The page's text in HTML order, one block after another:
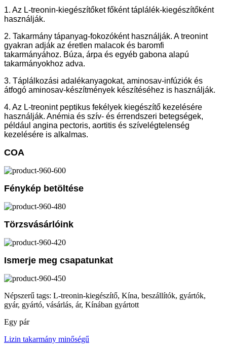
1. Az L-treonin-kiegészítőket főként táplálék-kiegészítőként
használják.
2. Takarmány tápanyag-fokozóként használják. A treonint
gyakran adják az éretlen malacok és baromfi
takarmányához. Búza, árpa és egyéb gabona alapú
takarmányokhoz adva.
3. Táplálkozási adalékanyagokat, aminosav-infúziók és
átfogó aminosav-készítmények készítéséhez is használják.
4. Az L-treonint peptikus fekélyek kiegészítő kezelésére
használják. Anémia és szív- és érrendszeri betegségek,
például angina pectoris, aortitis és szívelégtelenség
kezelésére is alkalmas.
COA
Fénykép betöltése
Törzsvásárlóink
Ismerje meg csapatunkat
Népszerű tags: L-treonin-kiegészítő, Kína, beszállítók, gyártók,
gyár, gyártó, vásárlás, ár, Kínában gyártott
Egy pár
Lizin takarmány minőségű